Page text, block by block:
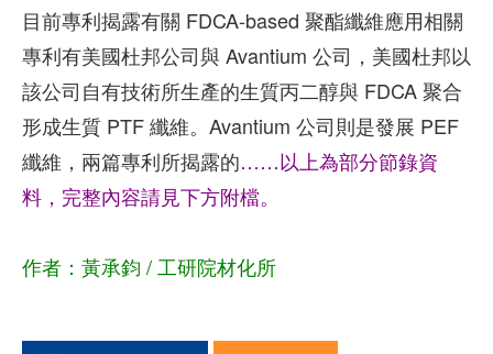
目前專利揭露有關 FDCA-based 聚酯纖維應用相關
專利有美國杜邦公司與 Avantium 公司，美國杜邦以
該公司自有技術所生產的生質丙二醇與 FDCA 聚合
形成生質 PTF 纖維。Avantium 公司則是發展 PEF
纖維，兩篇專利所揭露的……以上為部分節錄資
料，完整內容請見下方附檔。
作者：黃承鈞 / 工研院材化所